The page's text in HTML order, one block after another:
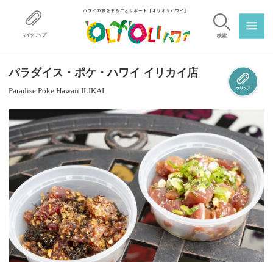
マイクリップ 検索
パラダイス・ポケ・ハワイ イリカイ店
Paradise Poke Hawaii ILIKAI